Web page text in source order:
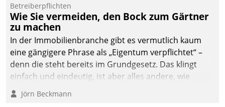
Betreiberpflichten
Wie Sie vermeiden, den Bock zum Gärtner
zu machen
In der Immobilienbranche gibt es vermutlich kaum
eine gängigere Phrase als „Eigentum verpflichtet“ –
denn die steht bereits im Grundgesetz. Das klingt
einfach und eindeutig, ist aber alles andere, wie
Branchenbeschäftigte wissen. Denn mit der
Verantwortung folgen Verpflichtungen.
Jörn Beckmann